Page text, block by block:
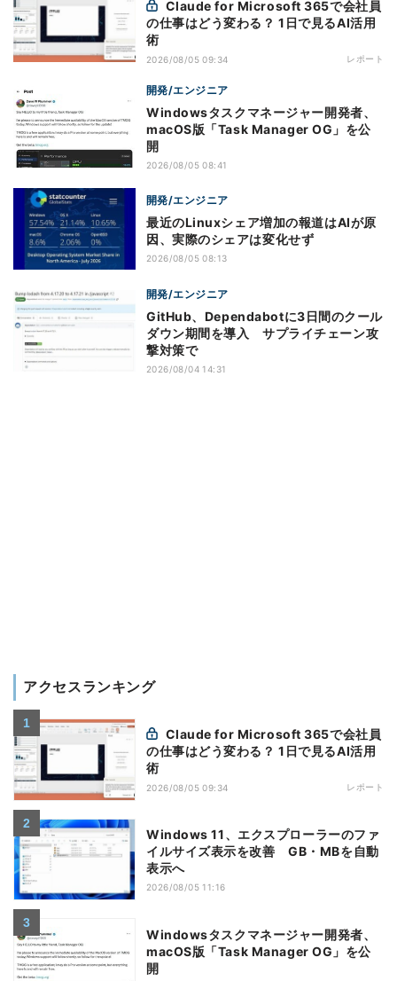
の仕事はどう変わる？ 1日で見るAI活用
術
2026/08/05 09:34 レポート
開発/エンジニア
Windowsタスクマネージャー開発者、
macOS版「Task Manager OG」を公
開
2026/08/05 08:41
開発/エンジニア
最近のLinuxシェア増加の報道はAIが原
因、実際のシェアは変化せず
2026/08/05 08:13
開発/エンジニア
GitHub、Dependabotに3日間のクール
ダウン期間を導入 サプライチェーン攻
撃対策で
2026/08/04 14:31
アクセスランキング
の仕事はどう変わる？ 1日で見るAI活用
術
2026/08/05 09:34 レポート
Windows 11、エクスプローラーのファ
イルサイズ表示を改善 GB・MBを自動
表示へ
2026/08/05 11:16
Windowsタスクマネージャー開発者、
macOS版「Task Manager OG」を公
開